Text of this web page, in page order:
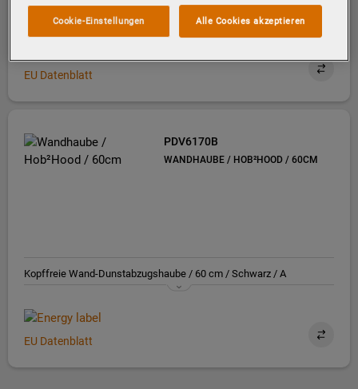
Flachschirm-Dunstabzugshaube / 60 cm / Grau / C
EU Datenblatt
PDV6170B
WANDHAUBE / HOB²HOOD / 60CM
Kopffreie Wand-Dunstabzugshaube / 60 cm / Schwarz / A
EU Datenblatt
Alle Cookies akzeptieren
Cookie-Einstellungen